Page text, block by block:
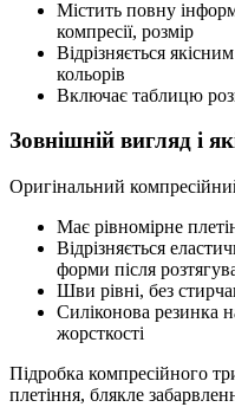
Містить повну
компресії, розмір
Відрізняється
кольорів
Включає таблицю
Зовнішній вигляд і
Оригінальний
Має рівномірне
Відрізняється
форми після
Шви рівні, без
Силіконова резинка
жорсткості
Підробка компресійного
плетіння, блякле